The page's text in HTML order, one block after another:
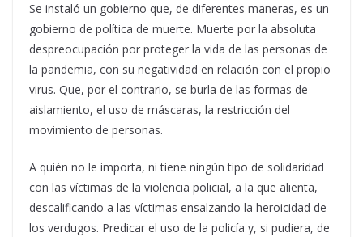
Se instaló un gobierno que, de diferentes maneras, es un
gobierno de política de muerte. Muerte por la absoluta
despreocupación por proteger la vida de las personas de
la pandemia, con su negatividad en relación con el propio
virus. Que, por el contrario, se burla de las formas de
aislamiento, el uso de máscaras, la restricción del
movimiento de personas.
A quién no le importa, ni tiene ningún tipo de solidaridad
con las víctimas de la violencia policial, a la que alienta,
descalificando a las víctimas ensalzando la heroicidad de
los verdugos. Predicar el uso de la policía y, si pudiera, de